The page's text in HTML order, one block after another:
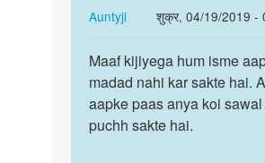
baat
krne
by
raj
verma
Auntyji
शुक्र, 04/19/2019 -
In
reply
to
Larkichahiya
by
Mukesh
Maaf
kijiyega
hum
isme
Maaf kijiyega hum isme
madad nahi kar sakte hai.
aapke paas anya koi
puchh sakte hai.